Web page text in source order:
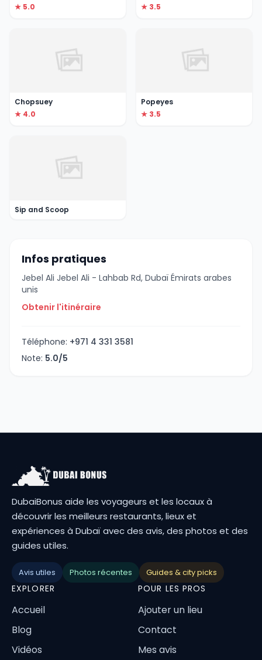
★ 5.0
★ 3.5
Chopsuey
★ 4.0
Popeyes
★ 3.5
Sip and Scoop
Infos pratiques
Jebel Ali Jebel Ali - Lahbab Rd, Dubaï Émirats arabes
unis
Obtenir l'itinéraire
Téléphone: +971 4 331 3581
Note: 5.0/5
DubaiBonus aide les voyageurs et les locaux à
découvrir les meilleurs restaurants, lieux et
expériences à Dubaï avec des avis, des photos et des
guides utiles.
Avis utiles Photos récentes Guides & city picks
EXPLORER
Accueil
Blog
Vidéos
POUR LES PROS
Ajouter un lieu
Contact
Mes avis